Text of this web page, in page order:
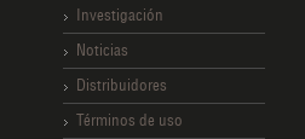
Investigación
Noticias
Distribuidores
Términos de uso